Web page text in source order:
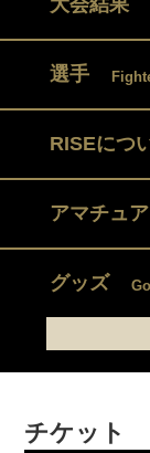
選手
RISEにつ
アマチュア
グッズ
チケット